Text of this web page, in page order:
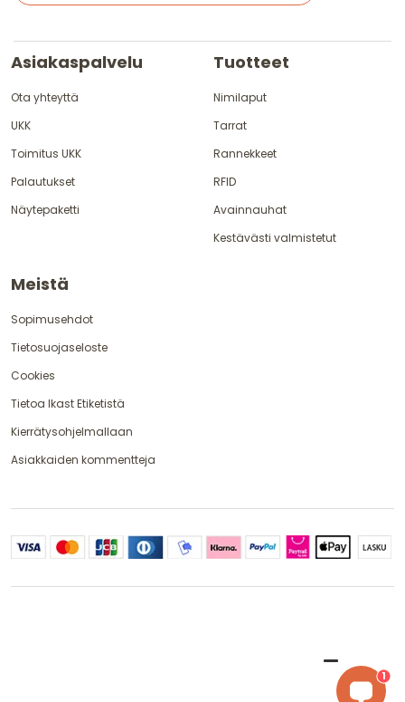
Asiakaspalvelu
Ota yhteyttä
UKK
Toimitus UKK
Palautukset
Näytepaketti
Tuotteet
Nimilaput
Tarrat
Rannekkeet
RFID
Avainnauhat
Kestävästi valmistetut
Meistä
Sopimusehdot
Tietosuojaseloste
Cookies
Tietoa Ikast Etiketistä
Kierrätysohjelmallaan
Asiakkaiden kommentteja
1